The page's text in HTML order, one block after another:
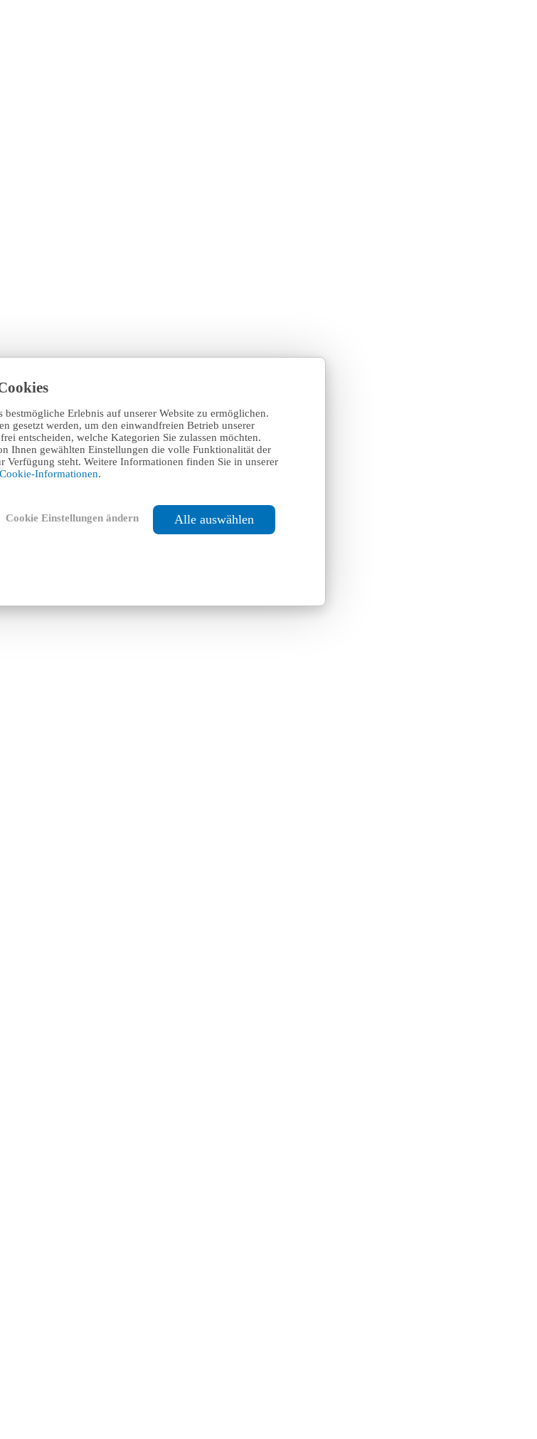
Erlebnis auf unserer Website zu ermöglichen.
gesetzt werden, um den einwandfreien Betrieb unserer
entscheiden, welche Kategorien Sie zulassen möchten.
Ihnen gewählten Einstellungen die volle Funktionalität der
Verfügung steht. Weitere Informationen finden Sie in unserer
Cookie-Informationen.
Cookie Einstellungen ändern Alle auswählen